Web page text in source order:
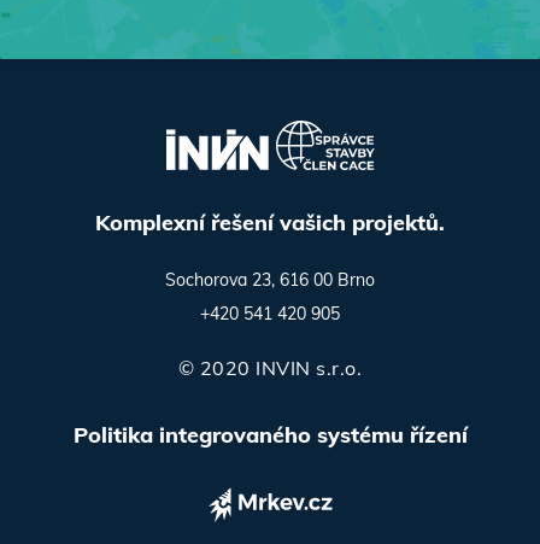
Komplexní řešení vašich projektů.
Sochorova 23, 616 00 Brno
+420 541 420 905
© 2020 INVIN s.r.o.
Politika integrovaného systému řízení